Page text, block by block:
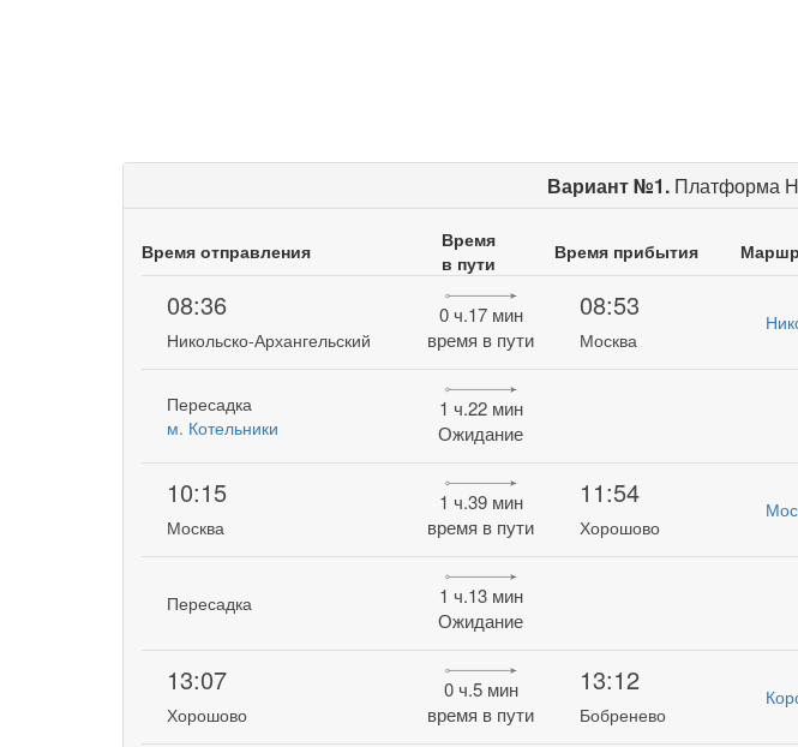
Вариант №1. Платформа
Время отправления
Время
в пути
Время прибытия
08:36
Никольско-Архангельский
0 ч.17 мин
время в пути
08:53
Москва
Пересадка
м. Котельники
1 ч.22 мин
Ожидание
10:15
Москва
1 ч.39 мин
время в пути
11:54
Хорошово
Пересадка
1 ч.13 мин
Ожидание
13:07
Хорошово
0 ч.5 мин
время в пути
13:12
Бобренево